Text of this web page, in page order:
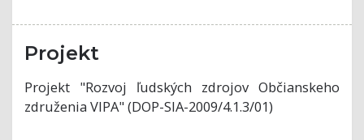
Projekt
Projekt "Rozvoj ľudských zdrojov Občianskeho
združenia VIPA" (DOP-SIA-2009/4.1.3/01)